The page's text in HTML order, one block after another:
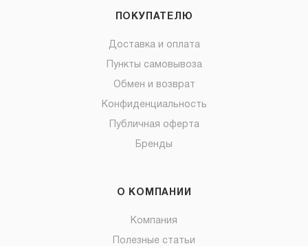
ПОКУПАТЕЛЮ
Доставка и оплата
Пункты самовывоза
Обмен и возврат
Конфиденциальность
Публичная оферта
Бренды
О КОМПАНИИ
Компания
Полезные статьи